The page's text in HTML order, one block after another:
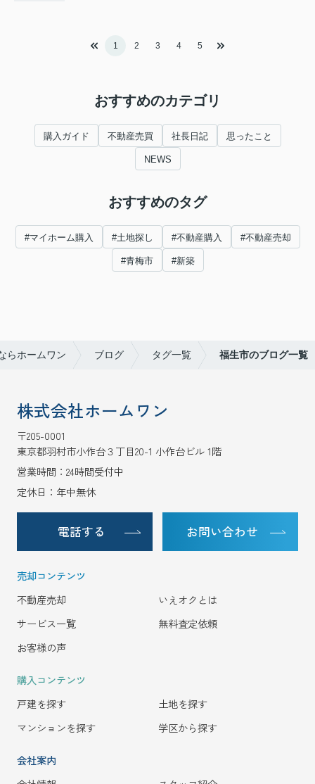
1 2 3 4 5
おすすめのカテゴリ
購入ガイド 不動産売買 社長日記 思ったこと
NEWS
おすすめのタグ
#マイホーム購入 #土地探し #不動産購入 #不動産売却
#青梅市 #新築
らホームワン ブログ タグ一覧 福生市のブログ一覧
株式会社ホームワン
〒205-0001
東京都羽村市小作台３丁目20-1 小作台ビル 1階
営業時間：24時間受付中
定休日：年中無休
電話する お問い合わせ
売却コンテンツ
不動産売却
いえオクとは
サービス一覧
無料査定依頼
お客様の声
購入コンテンツ
戸建を探す
土地を探す
マンションを探す
学区から探す
会社案内